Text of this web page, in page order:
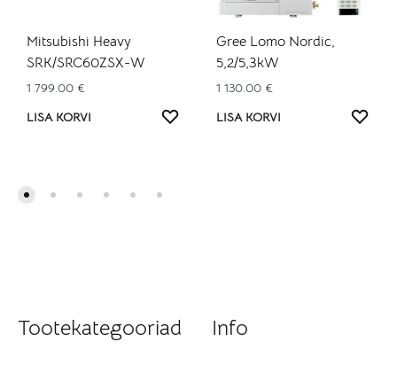
Mitsubishi Heavy
SRK/SRC60ZSX-W
1 799.00 €
LISA KORVI
Gree Lomo Nordic,
5,2/5,3kW
1 130.00 €
LISA KORVI
Tootekategooriad Info